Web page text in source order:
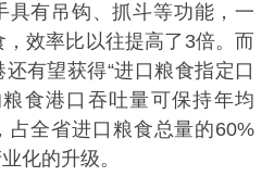
具有吊钩、抓斗等功能，一
效率比以往提高了3倍。而
有望获得“进口粮食指定口
食港口吞吐量可保持年均
占全省进口粮食总量的60%
化的升级。